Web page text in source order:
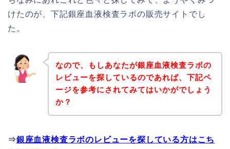
けたのが、下記銀座血液検査ラボの販売サイトでし
た。
なので、もしあなたが銀座血液検査ラボの
レビューを探しているのであれば、下記ペ
ージを参考にされてみてはいかがでしょう
か？
⇒銀座血液検査ラボのレビューを探している方はこち